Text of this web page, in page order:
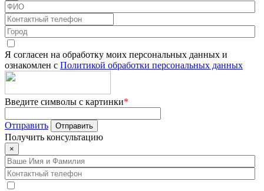
Я согласен на обработку моих персональных данных и
ознакомлен с Политикой обработки персональных данных
Введите символы с картинки*
Отправить
Получить консультацию
×